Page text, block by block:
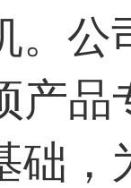
。公
产
础，